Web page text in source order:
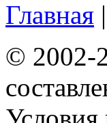
Главная |
© 2002-